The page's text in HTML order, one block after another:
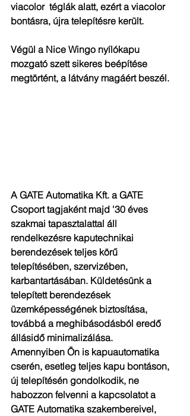
viacolor  téglák alatt, ezért a viacolor
bontásra, újra telepítésre került.
Végül a Nice Wingo nyílókapu
mozgató szett sikeres beépítése
megtörtént, a látvány magáért beszél.
A GATE Automatika Kft. a GATE
Csoport tagjaként majd '30 éves
szakmai tapasztalattal áll
rendelkezésre kaputechnikai
berendezések teljes körű
telepítésében, szervizében,
karbantartásában. Küldetésünk a
telepített berendezések
üzemképességének biztosítása,
továbbá a meghibásodásból eredő
állásidő minimalizálása.
Amennyiben Ön is kapuautomatika
cserén, esetleg teljes kapu bontáson,
új telepítésén gondolkodik, ne
habozzon felvenni a kapcsolatot a
GATE Automatika szakembereivel,